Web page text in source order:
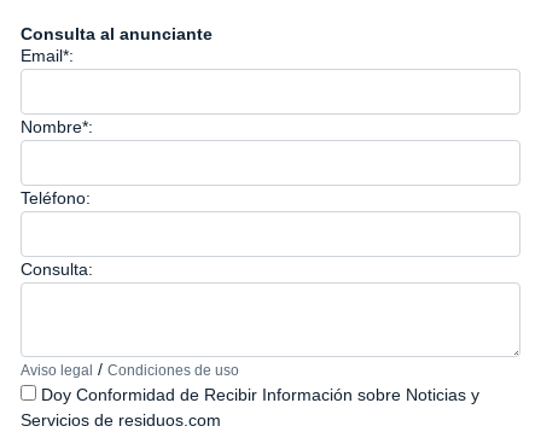
Consulta al anunciante
Email*:
Nombre*:
Teléfono:
Consulta:
Aviso legal / Condiciones de uso
Doy Conformidad de Recibir Información sobre Noticias y
Servicios de residuos.com